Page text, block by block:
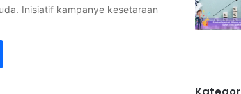
Inisiatif kampanye kesetaraan